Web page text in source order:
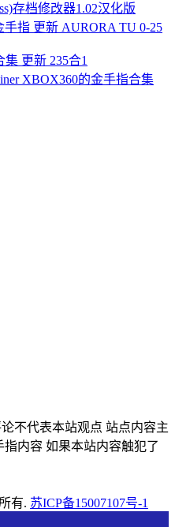
存档修改器1.02汉化版
指 更新 AURORA TU 0-25
集 更新 235合1
XBOX360的金手指合集
不代表本站观点 站点内容主
内容 如果本站内容触犯了
有. 苏ICP备15007107号-1